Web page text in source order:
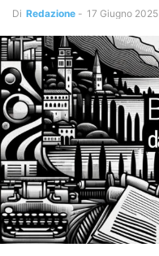
Di Redazione - 17 Giugno 2025